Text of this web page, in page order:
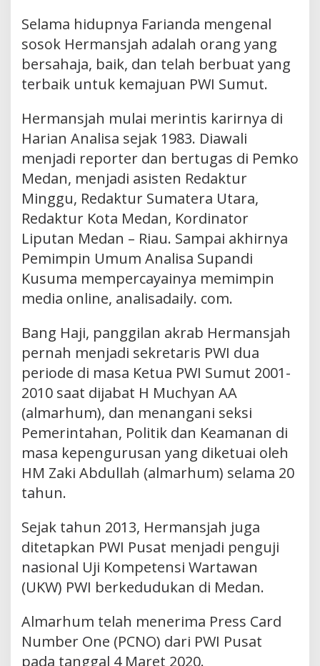
Selama hidupnya Farianda mengenal
sosok Hermansjah adalah orang yang
bersahaja, baik, dan telah berbuat yang
terbaik untuk kemajuan PWI Sumut.
Hermansjah mulai merintis karirnya di
Harian Analisa sejak 1983. Diawali
menjadi reporter dan bertugas di Pemko
Medan, menjadi asisten Redaktur
Minggu, Redaktur Sumatera Utara,
Redaktur Kota Medan, Kordinator
Liputan Medan – Riau. Sampai akhirnya
Pemimpin Umum Analisa Supandi
Kusuma mempercayainya memimpin
media online, analisadaily. com.
Bang Haji, panggilan akrab Hermansjah
pernah menjadi sekretaris PWI dua
periode di masa Ketua PWI Sumut 2001-
2010 saat dijabat H Muchyan AA
(almarhum), dan menangani seksi
Pemerintahan, Politik dan Keamanan di
masa kepengurusan yang diketuai oleh
HM Zaki Abdullah (almarhum) selama 20
tahun.
Sejak tahun 2013, Hermansjah juga
ditetapkan PWI Pusat menjadi penguji
nasional Uji Kompetensi Wartawan
(UKW) PWI berkedudukan di Medan.
Almarhum telah menerima Press Card
Number One (PCNO) dari PWI Pusat
pada tanggal 4 Maret 2020.